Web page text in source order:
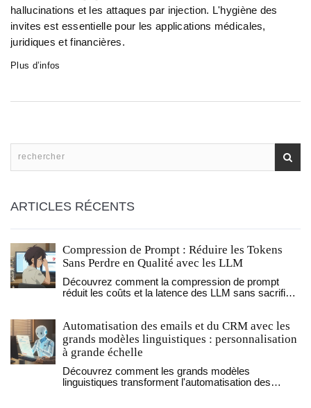
hallucinations et les attaques par injection. L'hygiène des
invites est essentielle pour les applications médicales,
juridiques et financières.
Plus d’infos
ARTICLES RÉCENTS
Compression de Prompt : Réduire les Tokens
Sans Perdre en Qualité avec les LLM
Découvrez comment la compression de prompt
réduit les coûts et la latence des LLM sans sacrifier
Automatisation des emails et du CRM avec les
grands modèles linguistiques : personnalisation
à grande échelle
Découvrez comment les grands modèles
linguistiques transforment l'automatisation des